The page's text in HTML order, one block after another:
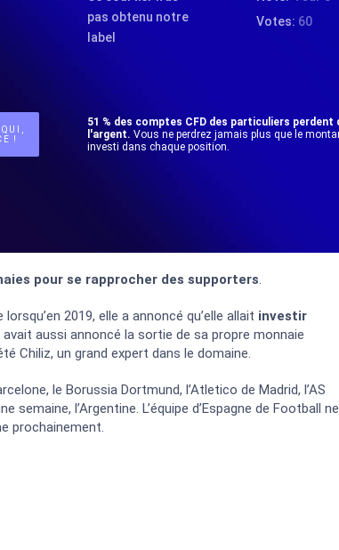
pas obtenu notre
label
Votes: 60
!
51 % des comptes CFD des particuliers perdent
l'argent. Vous ne perdrez jamais plus que le
investi dans chaque position.
pour se rapprocher des supporters.
2019, elle a annoncé qu’elle allait investir
avait aussi annoncé la sortie de sa propre monnaie
Chiliz, un grand expert dans le domaine.
le Borussia Dortmund, l’Atletico de Madrid, l’AS
l’Argentine. L’équipe d’Espagne de Football ne
prochainement.